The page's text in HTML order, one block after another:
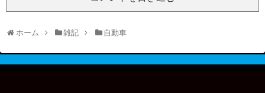
ホーム 雑記 自動車